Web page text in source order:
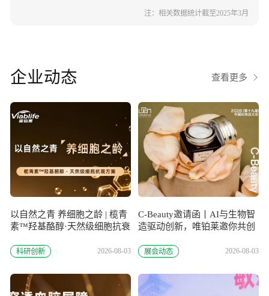
注：相关数据统计截至2025年3月
企业动态 查看更多
以自然之青 养细胞之龄 | 榄青
素™羟基酪醇·天然级细胞抗衰
科研创新 2026-08-03
C-Beauty邀请函丨AI与生物智
造驱动创新，唯铂莱邀你共创
展会动态 2026-08-03